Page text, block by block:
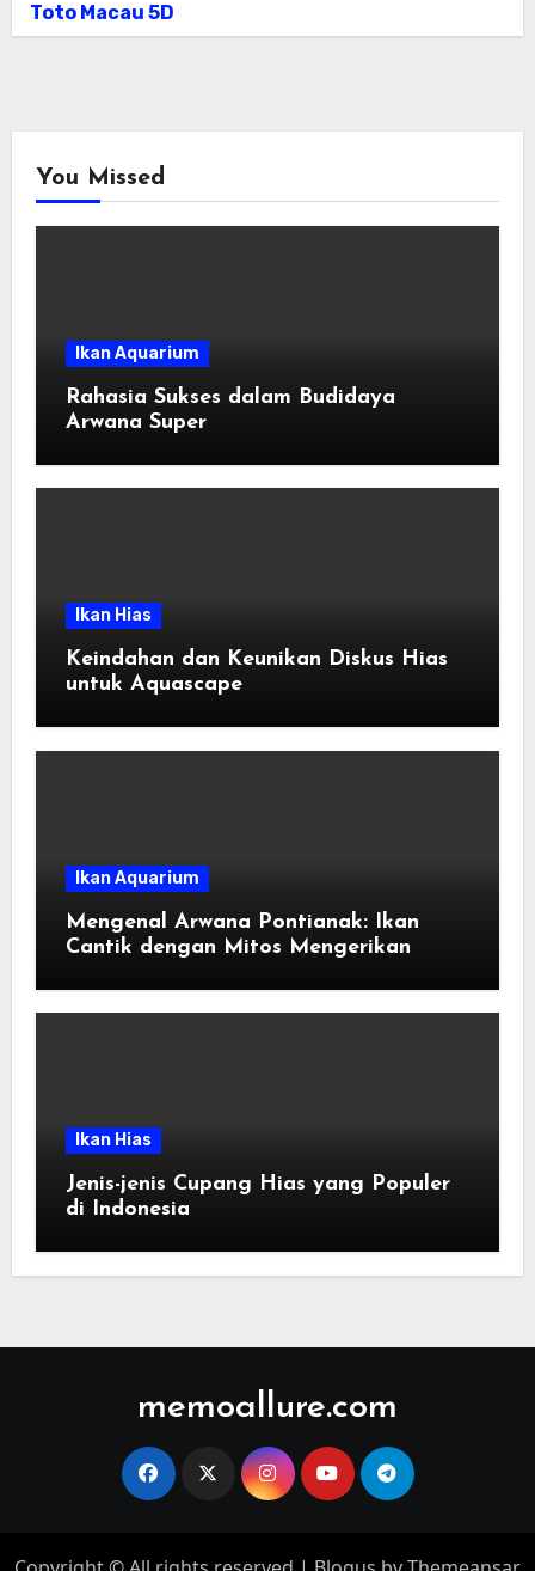
Toto Macau 5D
You Missed
Ikan Aquarium
Rahasia Sukses dalam Budidaya
Arwana Super
Ikan Hias
Keindahan dan Keunikan Diskus Hias
untuk Aquascape
Ikan Aquarium
Mengenal Arwana Pontianak: Ikan
Cantik dengan Mitos Mengerikan
Ikan Hias
Jenis-jenis Cupang Hias yang Populer
di Indonesia
memoallure.com